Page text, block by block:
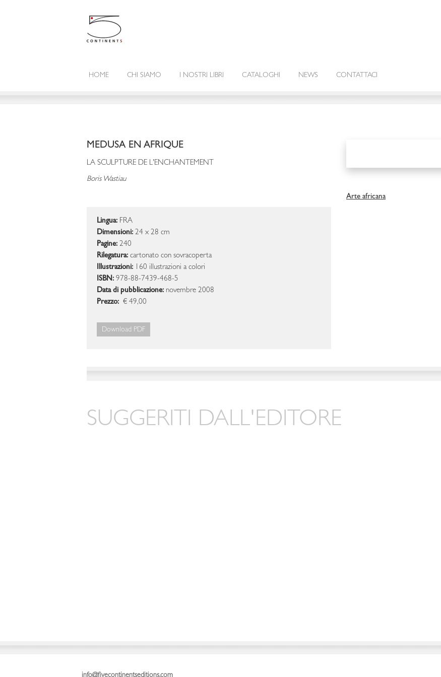
HOME CHI SIAMO I NOSTRI LIBRI CATALOGHI NEWS CONTATTACI
MEDUSA EN AFRIQUE
LA SCULPTURE DE L'ENCHANTEMENT
Boris Wastiau
Lingua: FRA
Dimensioni: 24 x 28 cm
Pagine: 240
Rilegatura: cartonato con sovracoperta
Illustrazioni: 160 illustrazioni a colori
ISBN: 978-88-7439-468-5
Data di pubblicazione: novembre 2008
Prezzo: € 49,00
Download PDF
Arte africana
SUGGERITI DALL'EDITORE
info@fivecontinentseditions.com